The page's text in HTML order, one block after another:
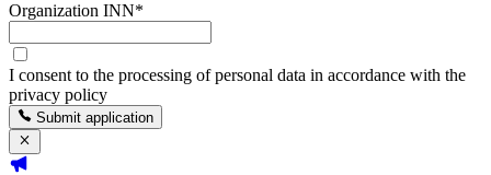
Organization INN*
I consent to the processing of personal data in accordance with the
privacy policy
Submit application